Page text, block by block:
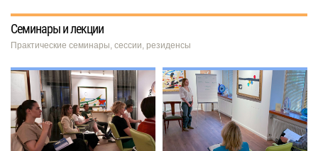
Семинары и лекции
Практические семинары, сессии, резиденсы